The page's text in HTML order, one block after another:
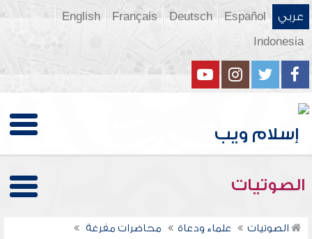
عربي Español
Deutsch
Français
English
Indonesia
الصوتيات
الصوتيات علماء ودعاة
محاضرات مفرغة